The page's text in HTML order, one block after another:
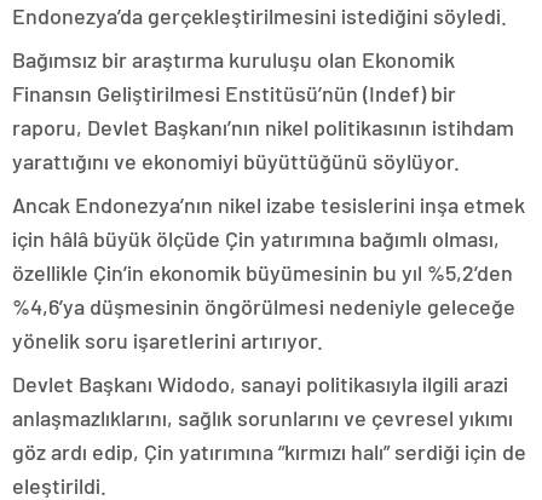
Endonezya’da gerçekleştirilmesini istediğini söyledi.
Bağımsız bir araştırma kuruluşu olan Ekonomik
Finansın Geliştirilmesi Enstitüsü’nün (Indef) bir
raporu, Devlet Başkanı’nın nikel politikasının istihdam
yarattığını ve ekonomiyi büyüttüğünü söylüyor.
Ancak Endonezya’nın nikel izabe tesislerini inşa etmek
için hâlâ büyük ölçüde Çin yatırımına bağımlı olması,
özellikle Çin’in ekonomik büyümesinin bu yıl %5,2’den
%4,6’ya düşmesinin öngörülmesi nedeniyle geleceğe
yönelik soru işaretlerini artırıyor.
Devlet Başkanı Widodo, sanayi politikasıyla ilgili arazi
anlaşmazlıklarını, sağlık sorunlarını ve çevresel yıkımı
göz ardı edip, Çin yatırımına “kırmızı halı” serdiği için de
eleştirildi.